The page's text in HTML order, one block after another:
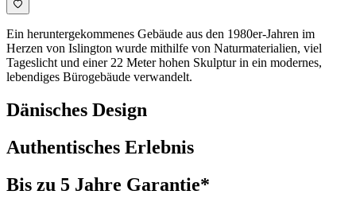
Ein heruntergekommenes Gebäude aus den 1980er-Jahren im
Herzen von Islington wurde mithilfe von Naturmaterialien, viel
Tageslicht und einer 22 Meter hohen Skulptur in ein modernes,
lebendiges Bürogebäude verwandelt.
Dänisches Design
Authentisches Erlebnis
Bis zu 5 Jahre Garantie*